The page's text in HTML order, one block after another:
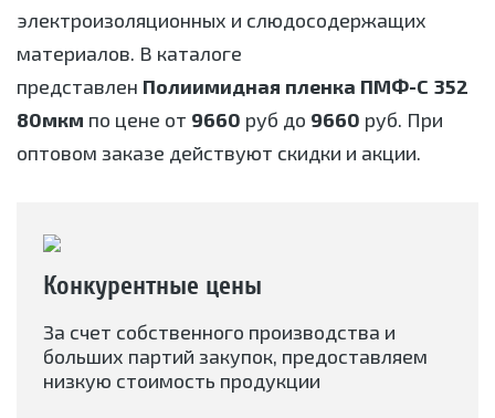
электроизоляционных и слюдосодержащих
материалов. В каталоге
представлен Полиимидная пленка ПМФ-С 352
80мкм по цене от 9660 руб до 9660 руб. При
оптовом заказе действуют скидки и акции.
Конкурентные цены
За счет собственного производства и
больших партий закупок, предоставляем
низкую стоимость продукции